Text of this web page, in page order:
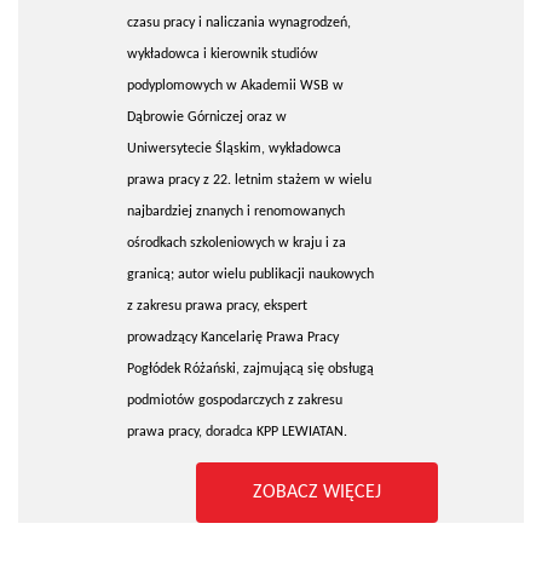
czasu pracy i naliczania wynagrodzeń,
wykładowca i kierownik studiów
podyplomowych w Akademii WSB w
Dąbrowie Górniczej oraz w
Uniwersytecie Śląskim, wykładowca
prawa pracy z 22. letnim stażem w wielu
najbardziej znanych i renomowanych
ośrodkach szkoleniowych w kraju i za
granicą; autor wielu publikacji naukowych
z zakresu prawa pracy, ekspert
prowadzący Kancelarię Prawa Pracy
Pogłódek Różański, zajmującą się obsługą
podmiotów gospodarczych z zakresu
prawa pracy, doradca KPP LEWIATAN.
ZOBACZ WIĘCEJ